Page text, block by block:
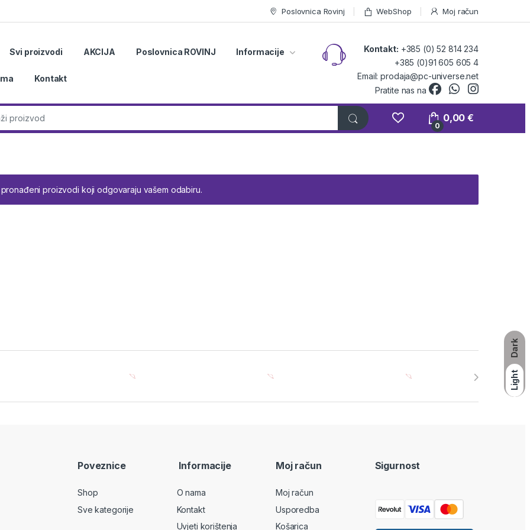
Dark
Light
Poslovnica Rovinj WebShop Moj račun
Svi proizvodi AKCIJA Poslovnica ROVINJ Informacije
Kontakt
Kontakt: +385 (0) 52 814 234
+385 (0)91 605 605 4
Email: prodaja@pc-universe.net
Pratite nas na
0
0,00€
pronađeni proizvodi koji odgovaraju vašem odabiru.
Poveznice
Shop
Sve kategorije
Informacije
O nama
Kontakt
Uvjeti korištenja
Moj račun
Moj račun
Usporedba
Košarica
Sigurnost